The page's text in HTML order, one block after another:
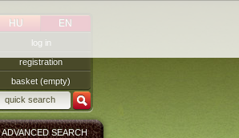
HU EN
log in
registration
basket (empty)
ADVANCED SEARCH